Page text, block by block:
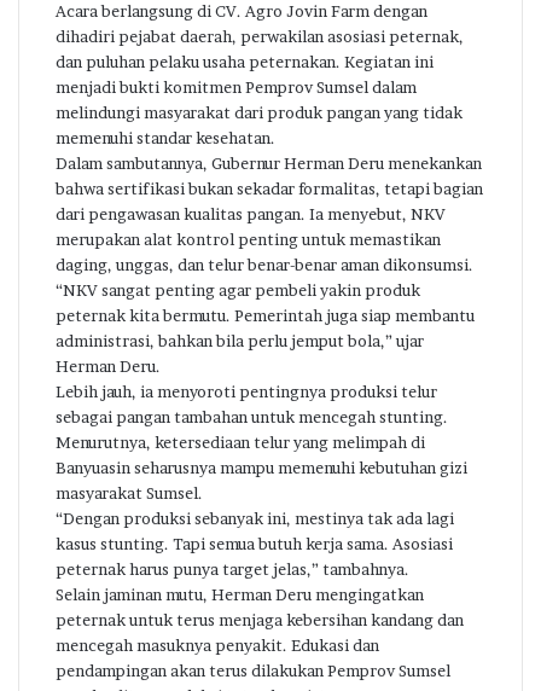
Acara berlangsung di CV. Agro Jovin Farm dengan
dihadiri pejabat daerah, perwakilan asosiasi peternak,
dan puluhan pelaku usaha peternakan. Kegiatan ini
menjadi bukti komitmen Pemprov Sumsel dalam
melindungi masyarakat dari produk pangan yang tidak
memenuhi standar kesehatan.
Dalam sambutannya, Gubernur Herman Deru menekankan
bahwa sertifikasi bukan sekadar formalitas, tetapi bagian
dari pengawasan kualitas pangan. Ia menyebut, NKV
merupakan alat kontrol penting untuk memastikan
daging, unggas, dan telur benar-benar aman dikonsumsi.
“NKV sangat penting agar pembeli yakin produk
peternak kita bermutu. Pemerintah juga siap membantu
administrasi, bahkan bila perlu jemput bola,” ujar
Herman Deru.
Lebih jauh, ia menyoroti pentingnya produksi telur
sebagai pangan tambahan untuk mencegah stunting.
Menurutnya, ketersediaan telur yang melimpah di
Banyuasin seharusnya mampu memenuhi kebutuhan gizi
masyarakat Sumsel.
“Dengan produksi sebanyak ini, mestinya tak ada lagi
kasus stunting. Tapi semua butuh kerja sama. Asosiasi
peternak harus punya target jelas,” tambahnya.
Selain jaminan mutu, Herman Deru mengingatkan
peternak untuk terus menjaga kebersihan kandang dan
mencegah masuknya penyakit. Edukasi dan
pendampingan akan terus dilakukan Pemprov Sumsel